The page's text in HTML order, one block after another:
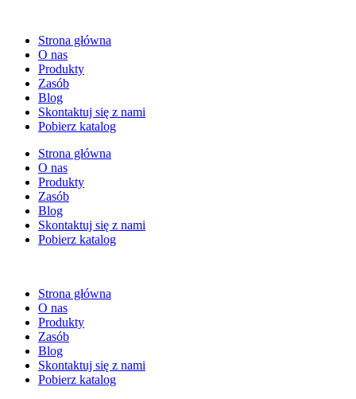
Strona główna
O nas
Produkty
Zasób
Blog
Skontaktuj się z nami
Pobierz katalog
Strona główna
O nas
Produkty
Zasób
Blog
Skontaktuj się z nami
Pobierz katalog
Strona główna
O nas
Produkty
Zasób
Blog
Skontaktuj się z nami
Pobierz katalog